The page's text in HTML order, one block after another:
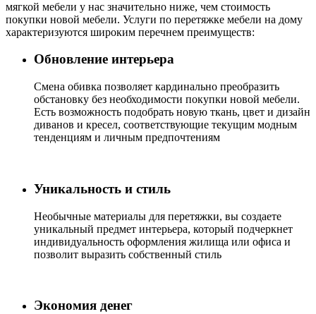
мягкой мебели у нас значительно ниже, чем стоимость
покупки новой мебели. Услуги по перетяжке мебели на дому
характеризуются широким перечнем преимуществ:
Обновление интерьера
Cмена обивка позволяет кардинально преобразить
обстановку без необходимости покупки новой мебели.
Есть возможность подобрать новую ткань, цвет и дизайн
диванов и кресел, соответствующие текущим модным
тенденциям и личным предпочтениям
Уникальность и стиль
Необычные материалы для перетяжки, вы создаете
уникальный предмет интерьера, который подчеркнет
индивидуальность оформления жилища или офиса и
позволит выразить собственный стиль
Экономия денег